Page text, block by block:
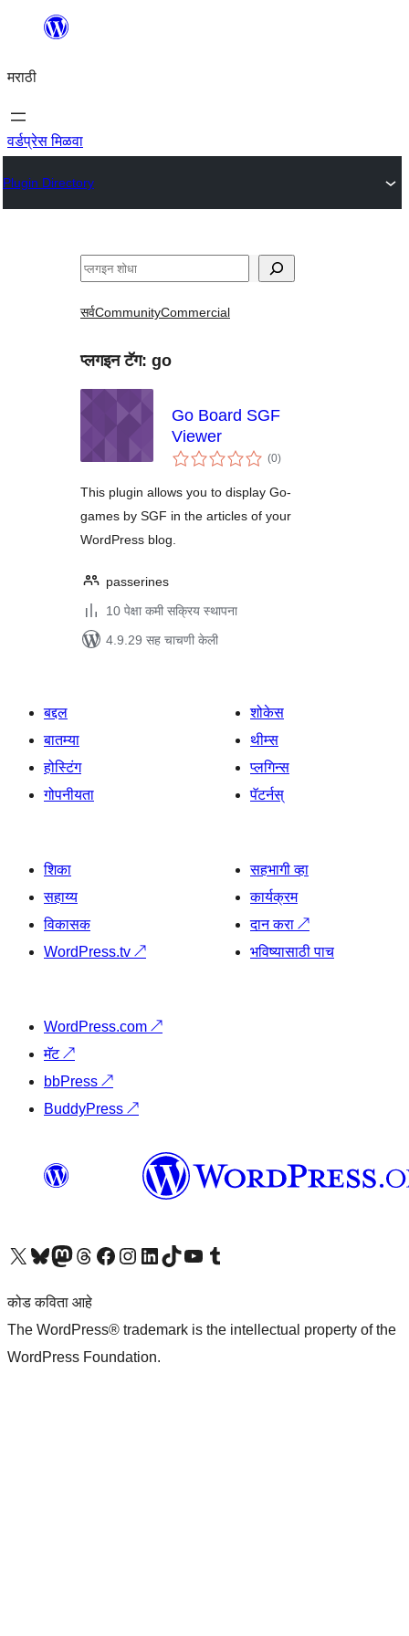
सामुग्रीवर
मराठी
वर्डप्रेस मिळवा
Plugin Directory
शोधा
सर्वCommunityCommercial
प्लगइन टॅग: go
Go Board SGF
Viewer
(0एकूण
मूल्यांकन
)
This plugin allows you to display Go-
games by SGF in the articles of your
WordPress blog.
passerines
10 पेक्षा कमी सक्रिय स्थापना
4.9.29 सह चाचणी केली
बद्दल
बातम्या
होस्टिंग
गोपनीयता
शोकेस
थीम्स
प्लगिन्स
पॅटर्नस्
शिका
सहाय्य
विकासक
WordPress.tv ↗
सहभागी व्हा
कार्यक्रम
दान करा ↗
भविष्यासाठी पाच
WordPress.com ↗
मॅट↗
bbPress ↗
BuddyPress ↗
आमच्या X (एक्स) (पूर्वीचे ट्विटर) खात्याला भेट द्या आमच्या ब्लूस्की खात्याला भेट द्या.आमच्या Mastodon खात्याला भेट द्या.आमच्या थ्रेड्स खात्याला भेट द्या. आमच्या फेसबुक पेजला भेट द्या आमच्या इंस्टाग्राम खात्याला भेट द्या आमच्या लिंक्डइन खात्याला भेट द्या आमच्या टिकटॉक अकाउंटला भेट द्या.आमच्या यूट्यूब चॅनेलला भेट द्या आमच्या टंबलर खात्याला भेट द्या.
कोड कविता आहे
The WordPress® trademark is the intellectual property of the
WordPress Foundation.